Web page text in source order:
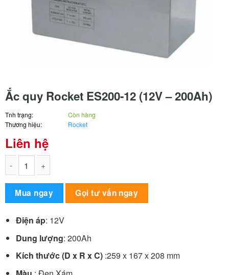
Ắc quy Rocket ES200-12 (12V – 200Ah)
Tnh trạng:
Còn hàng
Thương hiệu:
Rocket
Liên hệ
Ắc quy Rocket ES200-12 (12V - 200Ah) số lượng
Mua ngay Gọi tư vấn ngay
Điện áp: 12V
Dung lượng: 200Ah
Kích thước (D x R x C):259 x 167 x 208 mm